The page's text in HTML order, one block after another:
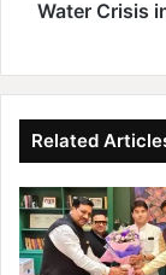
सं
ब
ल
d
i
a
:
आ
Water Crisis in
Related